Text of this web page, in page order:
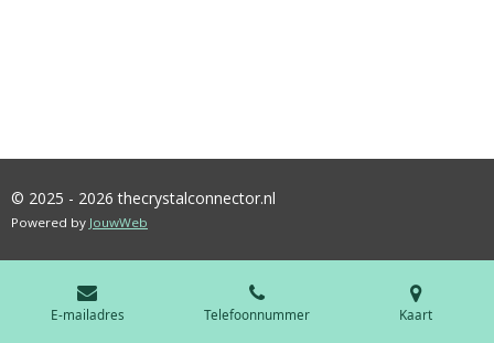
© 2025 - 2026 thecrystalconnector.nl
Powered by JouwWeb
E-mailadres Telefoonnummer Kaart